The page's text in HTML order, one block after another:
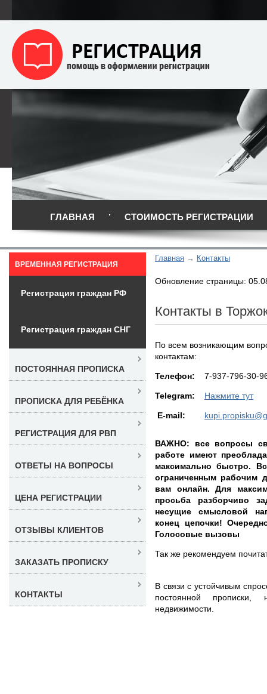
ГЛАВНАЯ СТОИМОСТЬ РЕГИСТРАЦИИ
Главная Контакты
Обновление страницы:
Контакты в
По всем возникающим
контактам:
Teлефон: 7-937-796-30-
Telegram: Нажмите тут
E-mail:
ВАЖНО: все вопросы
работе имеют
максимально быстро.
ограниченным рабочим
вам онлайн. Для
просьба разборчиво
несущие смысловой
конец цепочки!
Голосовые вызовы
Так же рекомендуем
В связи с устойчивым
постоянной прописки,
недвижимости.
ВРЕМЕННАЯ РЕГИСТРАЦИЯ
Регистрация граждан РФ
Регистрация граждан СНГ
ПОСТОЯННАЯ ПРОПИСКА
ПРОПИСКА ДЛЯ РЕБЁНКА
РЕГИСТРАЦИЯ ДЛЯ РВП
ОТВЕТЫ НА ВОПРОСЫ
ЦЕНА РЕГИСТРАЦИИ
ОТЗЫВЫ КЛИЕНТОВ
ЗАКАЗАТЬ ПРОПИСКУ
КОНТАКТЫ